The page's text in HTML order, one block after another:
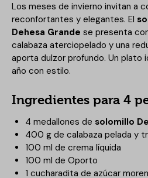
Los meses de invierno invitan a
reconfortantes y elegantes. El
Dehesa Grande se presenta
calabaza aterciopelado y una
aporta dulzor profundo. Un plato
año con estilo.
Ingredientes para 4
4 medallones de solomillo
400 g de calabaza pelada y
100 ml de crema líquida
100 ml de Oporto
1 cucharadita de azúcar